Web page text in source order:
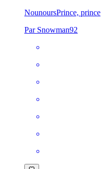
NounoursPrince, prince
Par Snowman92